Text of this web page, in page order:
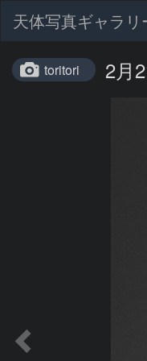
天体写真ギャラリ
toritori 2月